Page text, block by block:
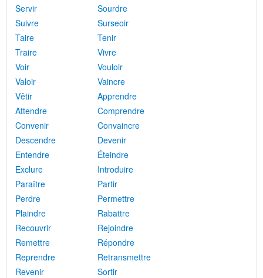
Servir
Sourdre
Suivre
Surseoir
Taire
Tenir
Traire
Vivre
Voir
Vouloir
Valoir
Vaincre
Vêtir
Apprendre
Attendre
Comprendre
Convenir
Convaincre
Descendre
Devenir
Entendre
Éteindre
Exclure
Introduire
Paraître
Partir
Perdre
Permettre
Plaindre
Rabattre
Recouvrir
Rejoindre
Remettre
Répondre
Reprendre
Retransmettre
Revenir
Sortir